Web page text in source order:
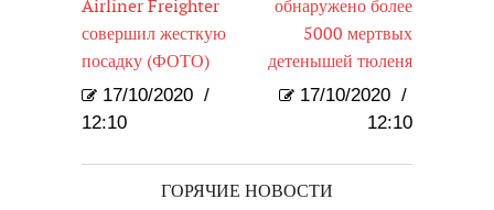
Airliner Freighter
совершил жесткую
посадку (ФОТО)
17/10/2020 /
12:10
обнаружено более
5000 мертвых
детенышей тюленя
17/10/2020 /
12:10
ГОРЯЧИЕ НОВОСТИ